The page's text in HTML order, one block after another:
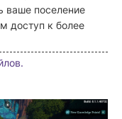
ваше поселение
доступ к более